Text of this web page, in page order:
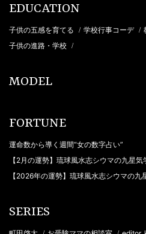
EDUCATION
子供の五感を育てる / 学校行事コーデ /
子供の進路・学校 /
MODEL
FORTUNE
運命数から導く週間“女の数字占い”
【2月の運勢】琉球風水志シウマの九星気
【2026年の運勢】琉球風水志シウマの九
SERIES